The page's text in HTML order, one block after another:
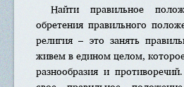
Найти правильное
обретения правильного
религия – это занять
живем в едином целом,
разнообразия и